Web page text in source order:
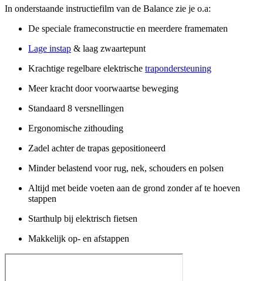
In onderstaande instructiefilm van de Balance zie je o.a:
De speciale frameconstructie en meerdere framematen
Lage instap & laag zwaartepunt
Krachtige regelbare elektrische trapondersteuning
Meer kracht door voorwaartse beweging
Standaard 8 versnellingen
Ergonomische zithouding
Zadel achter de trapas gepositioneerd
Minder belastend voor rug, nek, schouders en polsen
Altijd met beide voeten aan de grond zonder af te hoeven
stappen
Starthulp bij elektrisch fietsen
Makkelijk op- en afstappen